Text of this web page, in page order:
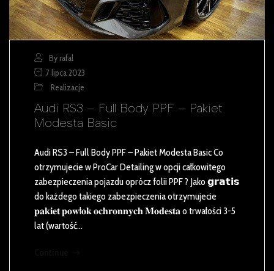
By rafal
7 lipca 2023
Realizacje
Audi RS3 – Full Body PPF – Pakiet
Modesta Basic
Audi RS3 – Full Body PPF – Pakiet Modesta Basic Co
otrzymujecie w ProCar Detailing w opcji całkowitego
zabezpieczenia pojazdu oprócz folii PPF ? Jako 𝗴𝗿𝗮𝘁𝗶𝘀
do każdego takiego zabezpieczenia otrzymujecie
𝐩𝐚𝐤𝐢𝐞𝐭 𝐩𝐨𝐰ł𝐨𝐤 𝐨𝐜𝐡𝐫𝐨𝐧𝐧𝐲𝐜𝐡 𝐌𝐨𝐝𝐞𝐬𝐭𝐚 o trwałości 3-5
lat (wartość…